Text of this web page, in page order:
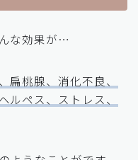
な効果が…
扁桃腺、消化不良、
ルペス、ストレス、